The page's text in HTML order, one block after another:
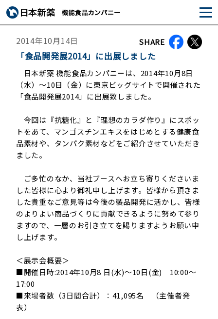
2014年10月14日 SHARE
「食品開発展2014」に出展しました
日本新薬 機能食品カンパニーは、2014年10月8日
（水）～10日（金）に東京ビッグサイトで開催された
「食品開発展2014」に出展致しました。
今回は『抗糖化』と『理想のカラダ作り』にスポッ
トをあて、マンゴスチンエキスをはじめとする健康食
品素材や、タンパク素材などをご紹介させていただき
ました。
ご多忙のなか、当社ブースへお立ち寄りくださいま
した皆様に心より御礼申し上げます。皆様から頂きま
した貴重なご意見等は今後の製品開発に活かし、皆様
のよりよい商品づくりに貢献できるように努めて参り
ますので、一層のお引き立てを賜りますようお願い申
し上げます。
＜展示会概要＞
■開催日時:2014年10月8 日(水)～10日(金) 10:00～
17:00
■来場者数（3日間合計）：41,095名 （主催者発
表）